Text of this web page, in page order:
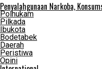
Penyalahgunaan Narkoba,
Polhukam
Pilkada
Ibukota
Bodetabek
Daerah
Peristiwa
Opini